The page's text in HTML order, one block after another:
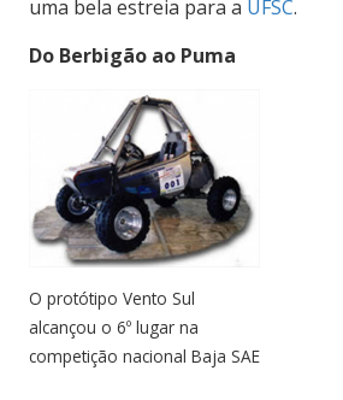
uma bela estreia para a UFSC.
Do Berbigão ao Puma
O protótipo Vento Sul
alcançou o 6º lugar na
competição nacional Baja SAE